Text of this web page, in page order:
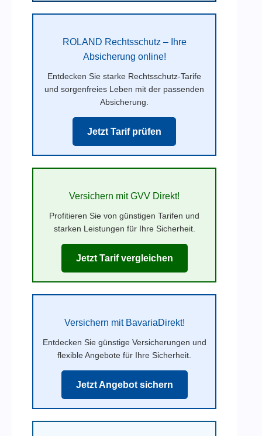
ROLAND Rechtsschutz – Ihre
Absicherung online!
Entdecken Sie starke Rechtsschutz-Tarife
und sorgenfreies Leben mit der passenden
Absicherung.
Jetzt Tarif prüfen
Versichern mit GVV Direkt!
Profitieren Sie von günstigen Tarifen und
starken Leistungen für Ihre Sicherheit.
Jetzt Tarif vergleichen
Versichern mit BavariaDirekt!
Entdecken Sie günstige Versicherungen und
flexible Angebote für Ihre Sicherheit.
Jetzt Angebot sichern